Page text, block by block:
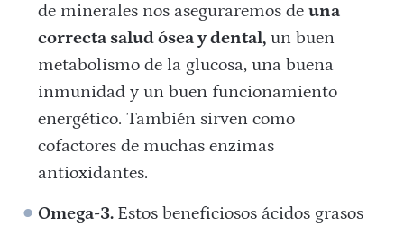
de minerales nos aseguraremos deuna
correcta salud ósea y dental, un buen
metabolismo de la glucosa, una buena
inmunidad y un buen funcionamiento
energético. También sirven como
cofactores de muchas enzimas
antioxidantes.
Omega-3. Estos beneficiosos ácidos grasos